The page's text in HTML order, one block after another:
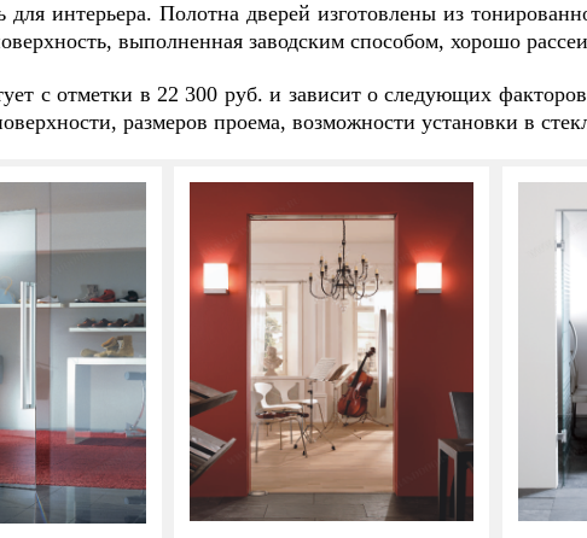
интерьера. Полотна дверей изготовлены из
выполненная заводским способом, хорошо
с отметки в 22 300 руб. и зависит о следующих
размеров проема, возможности установки в